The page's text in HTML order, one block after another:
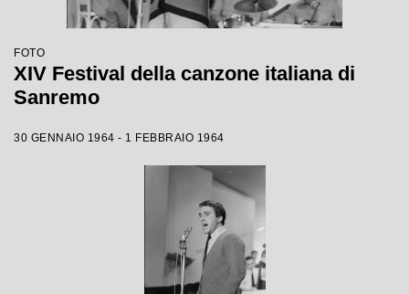
FOTO
XIV Festival della canzone italiana di
Sanremo
30 GENNAIO 1964 - 1 FEBBRAIO 1964